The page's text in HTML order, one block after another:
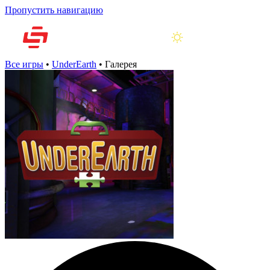
Пропустить навигацию
Все игры • UnderEarth • Галерея